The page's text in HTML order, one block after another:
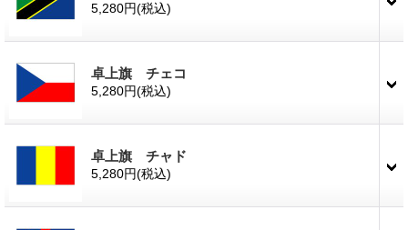
5,280円(税込)
卓上旗 チェコ
5,280円(税込)
卓上旗 チャド
5,280円(税込)